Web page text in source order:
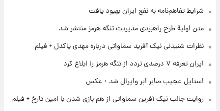
بلندمدت + جدول
۱ روز پیش
قیمت سکه و طلا فردا
فال حافظ پنجشنبه ۱۵ مرداد ماه ۱۴۰۵
شرایط تفاهم‌نامه به نفع ایران بهبود یافت
متن اولیۀ طرح راهبردی مدیریت تنگه هرمز منتشر شد
نظرات شنیدنی نیک آفرید سماواتی درباره مهدی پاکدل + فیلم
ایران تعرفه ۷ درصدی تردد از تنگه هرمز را ابلاغ کرد
استایل عجیب صابر ابر وایرال شد + عکس
روایت جالب نیک آفرین سماواتی از هم بازی شدن با امین تارخ + فیلم